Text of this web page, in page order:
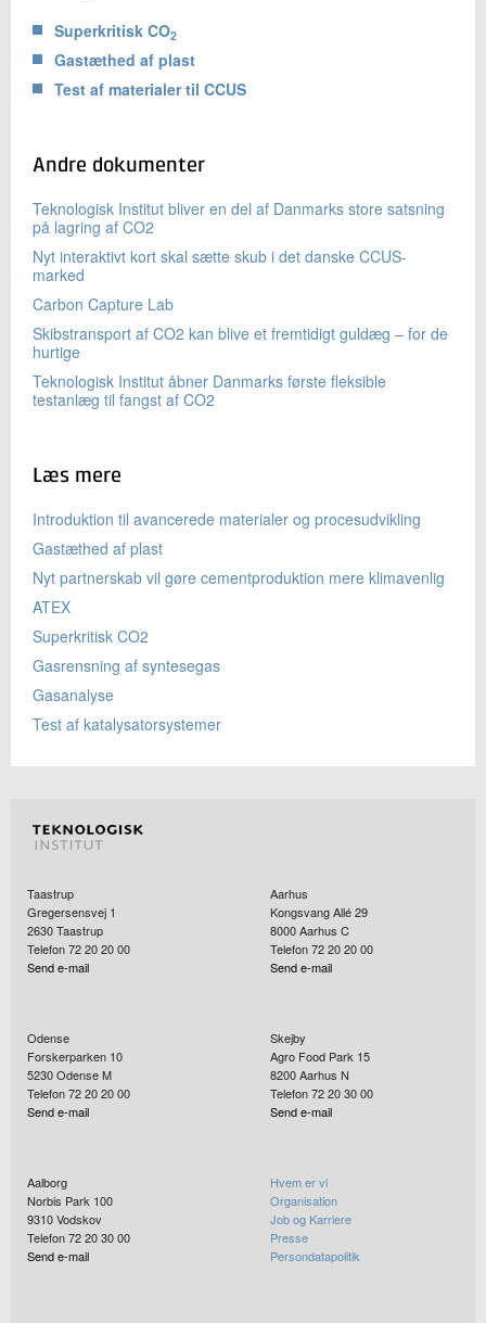
Superkritisk CO2
Gastæthed af plast
Test af materialer til CCUS
Andre dokumenter
Teknologisk Institut bliver en del af Danmarks store satsning
på lagring af CO2
Nyt interaktivt kort skal sætte skub i det danske CCUS-
marked
Carbon Capture Lab
Skibstransport af CO2 kan blive et fremtidigt guldæg – for de
hurtige
Teknologisk Institut åbner Danmarks første fleksible
testanlæg til fangst af CO2
Læs mere
Introduktion til avancerede materialer og procesudvikling
Gastæthed af plast
Nyt partnerskab vil gøre cementproduktion mere klimavenlig
ATEX
Superkritisk CO2
Gasrensning af syntesegas
Gasanalyse
Test af katalysatorsystemer
Taastrup
Gregersensvej 1
2630Taastrup
Telefon 72 20 20 00
Send e-mail
Aarhus
Kongsvang Allé 29
8000Aarhus C
Telefon 72 20 20 00
Send e-mail
Odense
Forskerparken 10
5230Odense M
Telefon 72 20 20 00
Send e-mail
Skejby
Agro Food Park 15
8200Aarhus N
Telefon 72 20 30 00
Send e-mail
Aalborg
Norbis Park 100
9310Vodskov
Telefon 72 20 30 00
Send e-mail
Hvem er vi
Organisation
Job og Karriere
Presse
Persondatapolitik